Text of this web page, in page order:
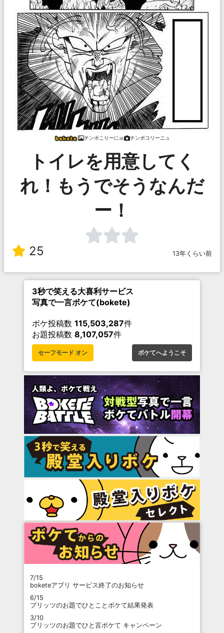
チンポこりーにゅ チンポコリーニュ
トイレを用意してく
れ！もうでそうなんだ
ー！
25 13年くらい前
3秒で笑える大喜利サービス
写真で一言ボケて(bokete)
ボケ投稿数 115,503,287件
お題投稿数 8,107,057件
セーフモード オン ボケてへようこそ
7/15
boketeアプリ サービス終了のお知らせ
6/15
プリッツのお題でひとことボケて結果発表
3/10
プリッツのお題でひと言ボケて キャンペーン